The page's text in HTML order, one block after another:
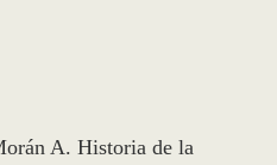
A. Historia de la